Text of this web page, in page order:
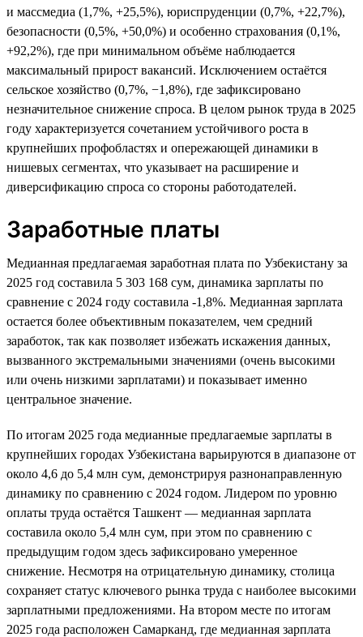
и массмедиа (1,7%, +25,5%), юриспруденции (0,7%, +22,7%),
безопасности (0,5%, +50,0%) и особенно страхования (0,1%,
+92,2%), где при минимальном объёме наблюдается
максимальный прирост вакансий. Исключением остаётся
сельское хозяйство (0,7%, −1,8%), где зафиксировано
незначительное снижение спроса. В целом рынок труда в 2025
году характеризуется сочетанием устойчивого роста в
крупнейших профобластях и опережающей динамики в
нишевых сегментах, что указывает на расширение и
диверсификацию спроса со стороны работодателей.
Заработные платы
Медианная предлагаемая заработная плата по Узбекистану за
2025 год составила 5 303 168 сум, динамика зарплаты по
сравнение с 2024 году составила -1,8%. Медианная зарплата
остается более объективным показателем, чем средний
заработок, так как позволяет избежать искажения данных,
вызванного экстремальными значениями (очень высокими
или очень низкими зарплатами) и показывает именно
центральное значение.
По итогам 2025 года медианные предлагаемые зарплаты в
крупнейших городах Узбекистана варьируются в диапазоне от
около 4,6 до 5,4 млн сум, демонстрируя разнонаправленную
динамику по сравнению с 2024 годом. Лидером по уровню
оплаты труда остаётся Ташкент — медианная зарплата
составила около 5,4 млн сум, при этом по сравнению с
предыдущим годом здесь зафиксировано умеренное
снижение. Несмотря на отрицательную динамику, столица
сохраняет статус ключевого рынка труда с наиболее высокими
зарплатными предложениями. На втором месте по итогам
2025 года расположен Самарканд, где медианная зарплата